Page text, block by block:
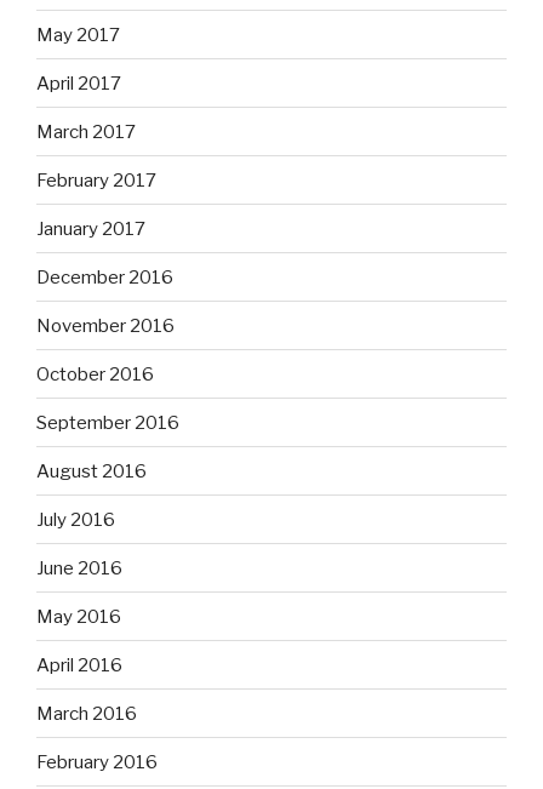
May 2017
April 2017
March 2017
February 2017
January 2017
December 2016
November 2016
October 2016
September 2016
August 2016
July 2016
June 2016
May 2016
April 2016
March 2016
February 2016